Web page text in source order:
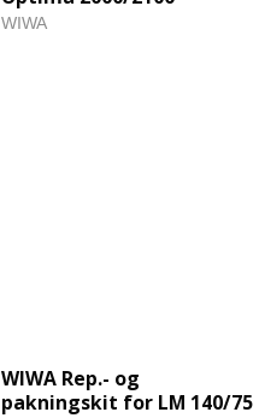
WIWA
WIWA Rep.- og
pakningskit for LM 140/75